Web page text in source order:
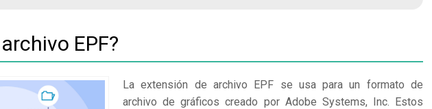
EPF?
La extensión de archivo EPF se usa para un formato de
archivo de gráficos creado por Adobe Systems, Inc. Estos